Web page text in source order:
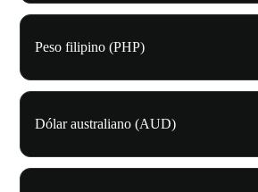
Peso filipino (PHP)
Dólar australiano (AUD)